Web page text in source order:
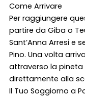
Come Arrivare
Per raggiungere
partire da Giba o
Sant’Anna Arresi e
Pino. Una volta
attraverso la pineta
direttamente alla
Il Tuo Soggiorno a